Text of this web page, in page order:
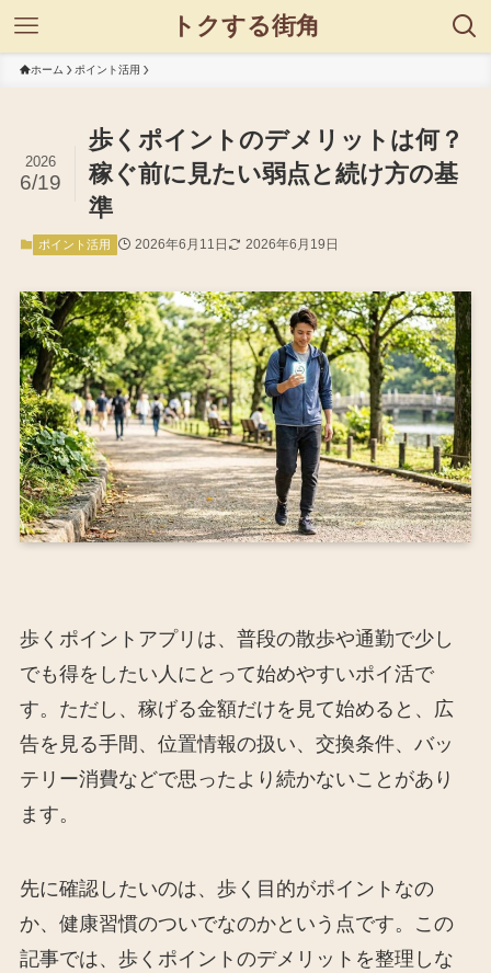
トクする街角
ホーム ポイント活用
歩くポイントのデメリットは何？
稼ぐ前に見たい弱点と続け方の基
準
2026
6/19
ポイント活用 2026年6月11日 2026年6月19日
歩くポイントアプリは、普段の散歩や通勤で少し
でも得をしたい人にとって始めやすいポイ活で
す。ただし、稼げる金額だけを見て始めると、広
告を見る手間、位置情報の扱い、交換条件、バッ
テリー消費などで思ったより続かないことがあり
ます。
先に確認したいのは、歩く目的がポイントなの
か、健康習慣のついでなのかという点です。この
記事では、歩くポイントのデメリットを整理しな